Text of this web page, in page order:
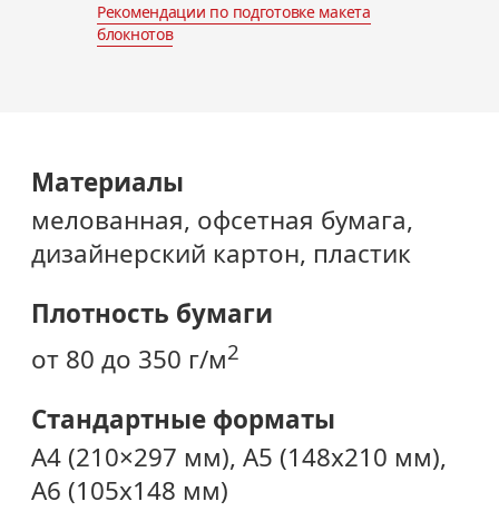
Рекомендации по подготовкемакета
блокнотов
Материалы
мелованная, офсетная бумага,
дизайнерский картон, пластик
Плотность бумаги
от 80 до 350 г/м2
Стандартные форматы
А4 (210×297 мм), A5 (148х210 мм),
A6 (105х148 мм)